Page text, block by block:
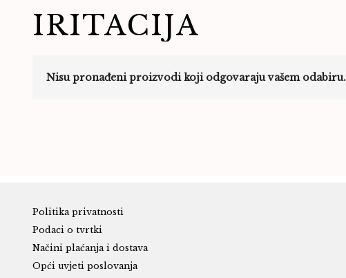
IRITACIJA
Nisu pronađeni proizvodi koji odgovaraju vašem odabiru.
Politika privatnosti
Podaci o tvrtki
Načini plaćanja i dostava
Opći uvjeti poslovanja